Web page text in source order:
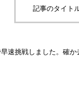
メール
記事のタイト
速挑戦しました。確